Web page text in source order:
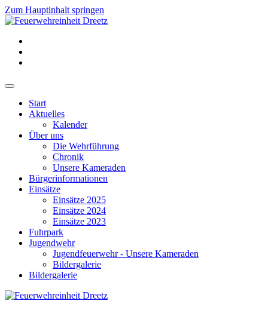
Zum Hauptinhalt springen
Start
Aktuelles
Kalender
Über uns
Die Wehrführung
Chronik
Unsere Kameraden
Bürgerinformationen
Einsätze
Einsätze 2025
Einsätze 2024
Einsätze 2023
Fuhrpark
Jugendwehr
Jugendfeuerwehr - Unsere Kameraden
Bildergalerie
Bildergalerie